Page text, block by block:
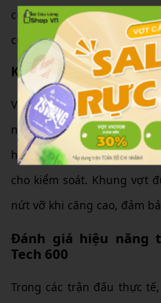
của vợt cầu lông Tenway
cùng phân khúc.
Khả năng chịu mức
Với sức căng tối đa 30
người chơi tùy chỉnh độ
hỗ trợ các cú smash uy
cho kiểm soát. Khung vợt
nứt vỡ khi căng cao, đảm
Đánh giá hiệu năng
Tech 600
Trong các trận đấu thực